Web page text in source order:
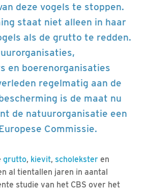
deze vogels te stoppen.
staat niet alleen in haar
als de grutto te redden.
en boerenorganisaties
regelmatig aan de
is de maat nu
de natuurorganisatie een
Commissie.
grutto, kievit, scholekster en
al tientallen jaren in aantal
studie van het CBS over het